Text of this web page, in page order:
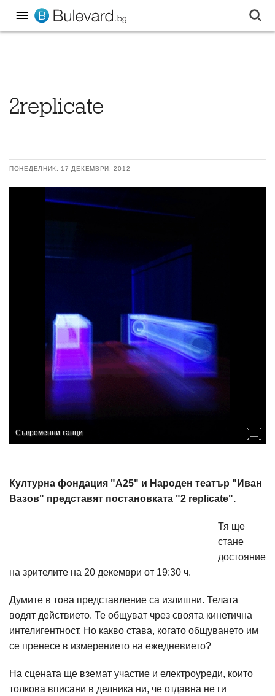
2replicate
ПОНЕДЕЛНИК, 17 ДЕКЕМВРИ, 2012
Съвременни танци
Културна фондация "А25" и Народен театър "Иван
Вазов" представят постановката "2 replicate".
Тя ще
стане
достояние
на зрителите на 20 декември от 19:30 ч.
Думите в това представление са излишни. Телата
водят действието. Те общуват чрез своята кинетична
интелигентност. Но какво става, когато общуването им
се пренесе в измерението на ежедневието?
На сцената ще вземат участие и електроуреди, които
толкова вписани в делника ни, че отдавна не ги